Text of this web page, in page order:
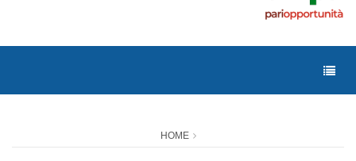
HOME